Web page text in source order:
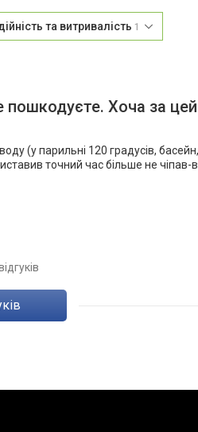
та витривалість 1
пошкодуєте. Хоча за
(у парильні 120 градусів,
точний час більше не чіпав-